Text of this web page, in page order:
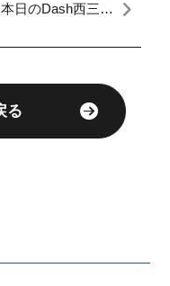
本日のDash西三河
る